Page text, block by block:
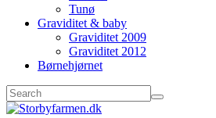
Tunø
Graviditet & baby
Graviditet 2009
Graviditet 2012
Børnehjørnet